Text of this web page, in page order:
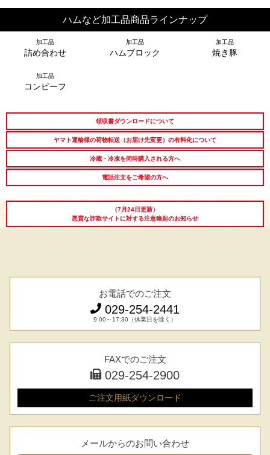
シーン別特集
ト
出産内祝い 結婚内祝い 法事・香典返し
長寿祝い 高級肉ギフト 法人ギフト
LINEギフト ふるさと納税
ハムなど加工品商品ラインナップ
加工品
詰め合わせ
加工品
ハムブロック
加工品
焼き豚
加工品
コンビーフ
領収書ダウンロードについて
ヤマト運輸様の荷物転送（お届け先変更）の有料化について
冷蔵・冷凍を同時購入される方へ
電話注文をご希望の方へ
（7月24日更新）
悪質な詐欺サイトに対する注意喚起のお知らせ
お電話でのご注文
029-254-2441
9:00～17:30（休業日を除く）
FAXでのご注文
029-254-2900
ご注文用紙ダウンロード
メールからのお問い合わせ